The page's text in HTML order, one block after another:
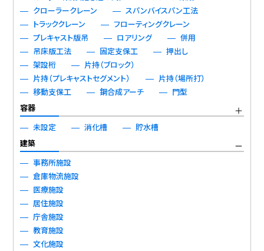
クローラークレーン
スパンバイスパン工法
トラッククレーン
フローティングクレーン
プレキャスト版吊
ロアリング
併用
吊床版工法
固定支保工
押出し
架設桁
片持（ブロック）
片持（プレキャストセグメント）
片持（場所打）
移動支保工
鋼合成アーチ
門型
容器
未設定
消化槽
貯水槽
建築
事務所施設
倉庫物流施設
医療施設
居住施設
庁舎施設
教育施設
文化施設